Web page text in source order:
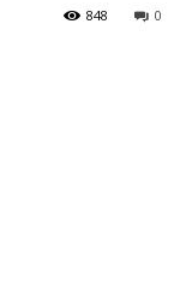
0
848